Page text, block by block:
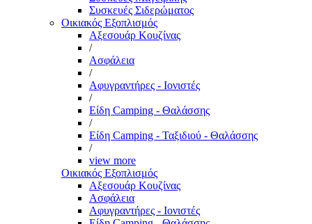
Συσκευές Σιδερώματος
Οικιακός Εξοπλισμός
Αξεσουάρ Κουζίνας
/
Ασφάλεια
/
Αφυγραντήρες - Ιονιστές
/
Είδη Camping - Θαλάσσης
/
Είδη Camping - Ταξιδιού - Θαλάσσης
/
view more
Οικιακός Εξοπλισμός
Αξεσουάρ Κουζίνας
Ασφάλεια
Αφυγραντήρες - Ιονιστές